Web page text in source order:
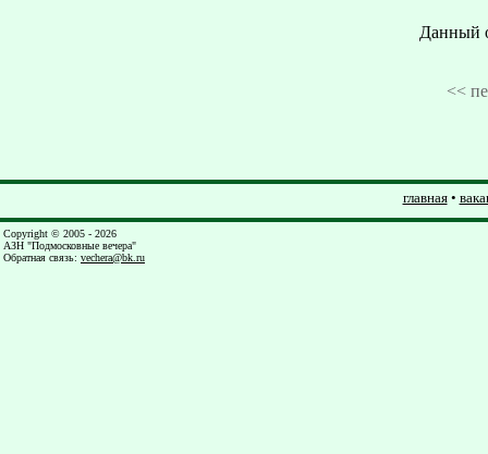
Данный
<<
главная•
Copyright © 2005 - 2026
АЗН "Подмосковные вечера"
Обратная связь: vechera@bk.ru